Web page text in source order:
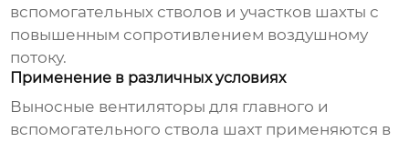
вспомогательных стволов и участков шахты с
повышенным сопротивлением воздушному
потоку.
Применение в различных условиях
Выносные вентиляторы для главного и
вспомогательного ствола шахт применяются в